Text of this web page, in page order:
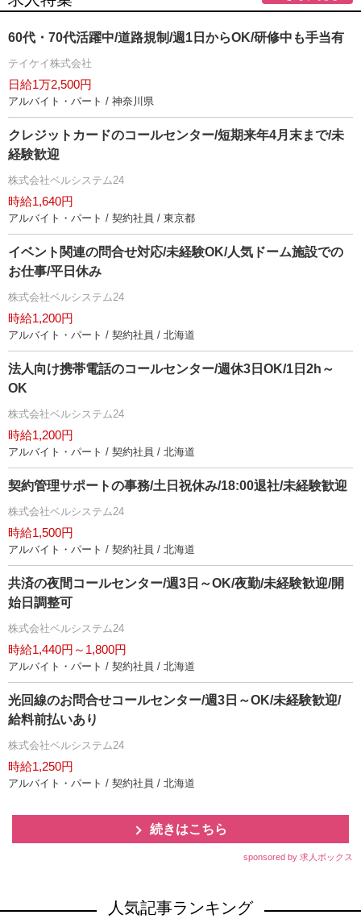
60代・70代活躍中/道路規制/週1日からOK/研修中も手当有
テイケイ株式会社
日給1万2,500円
アルバイト・パート / 神奈川県
クレジットカードのコールセンター/短期来年4月末まで/未
経験歓迎
株式会社ベルシステム24
時給1,640円
アルバイト・パート / 契約社員 / 東京都
イベント関連の問合せ対応/未経験OK/人気ドーム施設での
お仕事/平日休み
株式会社ベルシステム24
時給1,200円
アルバイト・パート / 契約社員 / 北海道
法人向け携帯電話のコールセンター/週休3日OK/1日2h～
OK
株式会社ベルシステム24
時給1,200円
アルバイト・パート / 契約社員 / 北海道
契約管理サポートの事務/土日祝休み/18:00退社/未経験歓迎
株式会社ベルシステム24
時給1,500円
アルバイト・パート / 契約社員 / 北海道
共済の夜間コールセンター/週3日～OK/夜勤/未経験歓迎/開
始日調整可
株式会社ベルシステム24
時給1,440円～1,800円
アルバイト・パート / 契約社員 / 北海道
光回線のお問合せコールセンター/週3日～OK/未経験歓迎/
給料前払いあり
株式会社ベルシステム24
時給1,250円
アルバイト・パート / 契約社員 / 北海道
続きはこちら
sponsored by 求人ボックス
人気記事ランキング